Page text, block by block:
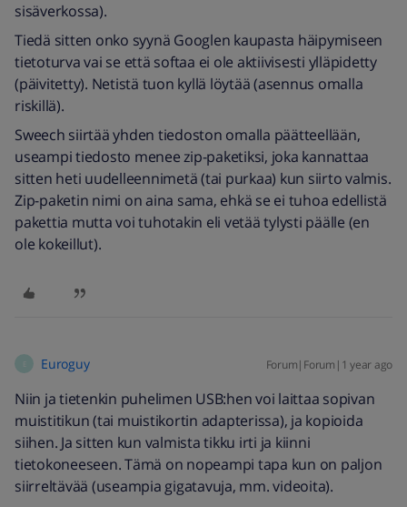
sisäverkossa).
Tiedä sitten onko syynä Googlen kaupasta häipymiseen
tietoturva vai se että softaa ei ole aktiivisesti ylläpidetty
(päivitetty). Netistä tuon kyllä löytää (asennus omalla
riskillä).
Sweech siirtää yhden tiedoston omalla päätteellään,
useampi tiedosto menee zip-paketiksi, joka kannattaa
sitten heti uudelleennimetä (tai purkaa) kun siirto valmis.
Zip-paketin nimi on aina sama, ehkä se ei tuhoa edellistä
pakettia mutta voi tuhotakin eli vetää tylysti päälle (en
ole kokeillut).
Euroguy Forum|Forum|1 year ago
Niin ja tietenkin puhelimen USB:hen voi laittaa sopivan
muistitikun (tai muistikortin adapterissa), ja kopioida
siihen. Ja sitten kun valmista tikku irti ja kiinni
tietokoneeseen. Tämä on nopeampi tapa kun on paljon
siirreltävää (useampia gigatavuja, mm. videoita).